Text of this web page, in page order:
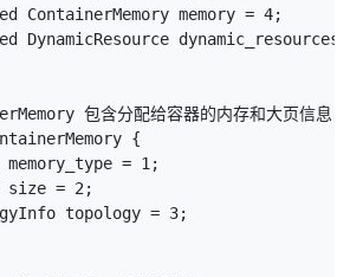
ContainerMemory memory = 4;
DynamicResource dynamic_resources =
包含分配给容器的内存和大页信息
{
memory_type = 1;
size = 2;
topology = 3;